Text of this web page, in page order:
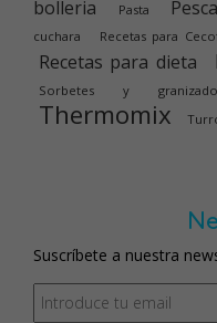
bolleria
Pasta
cuchara
Recetas para
Recetas para dieta
Sorbetes y
Thermomix
Suscríbete a nuestra